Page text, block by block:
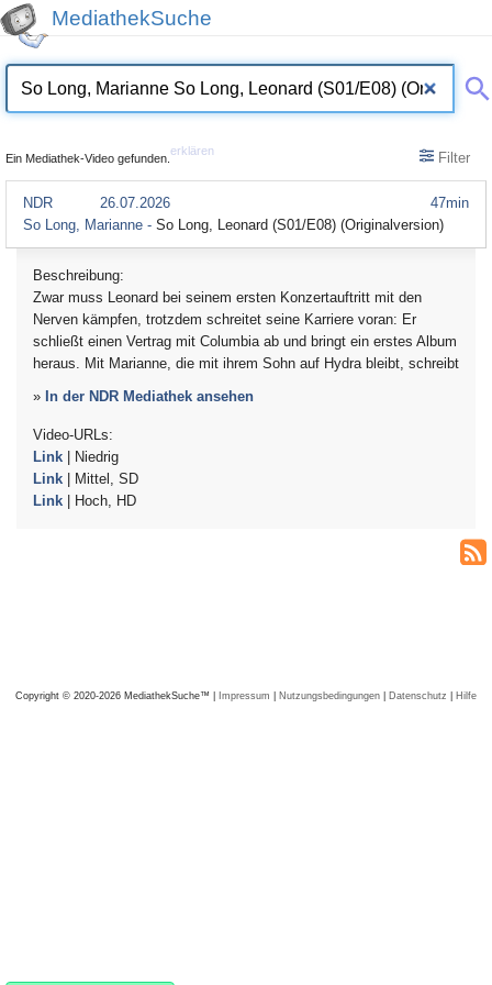
MediathekSuche
Ein Mediathek-Video gefunden.
erklären Filter
47min
NDR
26.07.2026
So Long, Marianne - So Long, Leonard (S01/E08) (Originalversion)
Beschreibung:
Zwar muss Leonard bei seinem ersten Konzertauftritt mit den
Nerven kämpfen, trotzdem schreitet seine Karriere voran: Er
schließt einen Vertrag mit Columbia ab und bringt ein erstes Album
heraus. Mit Marianne, die mit ihrem Sohn auf Hydra bleibt, schreibt
» In der NDR Mediathek ansehen
Video-URLs:
Link | Niedrig
Link | Mittel, SD
Link | Hoch, HD
Copyright © 2020-2026 MediathekSuche™ | Impressum | Nutzungsbedingungen | Datenschutz | Hilfe